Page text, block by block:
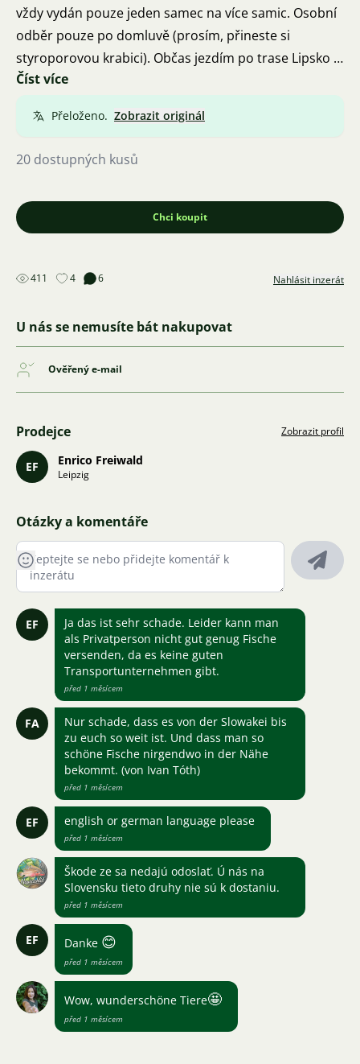
vždy vydán pouze jeden samec na více samic. Osobní
odběr pouze po domluvě (prosím, přineste si
styroporovou krabici). Občas jezdím po trase Lipsko -
Berlín (A9) a mohu zde v případě potřeby přivézt ryby.
podléhají autorskému právu a právu na ochranu
Číst více
Přeloženo. Zobrazit originál
20 dostupných kusů
Chci koupit
411 4 6 Nahlásit inzerát
U nás se nemusíte bát nakupovat
Ověřený e-mail
Prodejce Zobrazit profil
EF Enrico Freiwald
Leipzig
Otázky a komentáře
EF
Ja das ist sehr schade. Leider kann man
als Privatperson nicht gut genug Fische
versenden, da es keine guten
Transportunternehmen gibt.
před 1 měsícem
FA
Nur schade, dass es von der Slowakei bis
zu euch so weit ist. Und dass man so
schöne Fische nirgendwo in der Nähe
bekommt. (von Ivan Tóth)
před 1 měsícem
EF english or german language please
před 1 měsícem
Škode ze sa nedajú odoslať. Ú nás na
Slovensku tieto druhy nie sú k dostaniu.
před 1 měsícem
EF Danke 😊
před 1 měsícem
Wow, wunderschöne Tiere🤩
před 1 měsícem